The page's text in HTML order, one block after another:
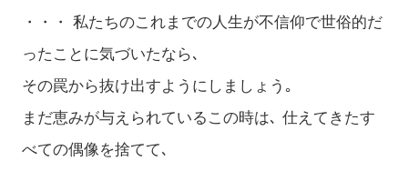
・・・ 私たちのこれまでの人生が不信仰で世俗的だ
ったことに気づいたなら､
その罠から抜け出すようにしましょう｡
まだ恵みが与えられているこの時は､ 仕えてきたす
べての偶像を捨てて､